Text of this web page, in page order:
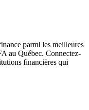
parmi les meilleures
au Québec. Connectez-
financières qui